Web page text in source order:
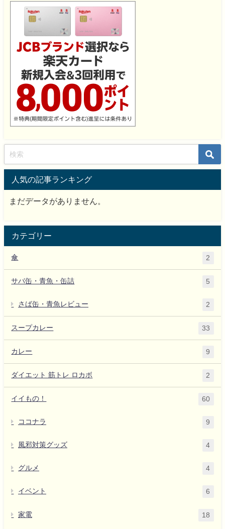
人気の記事ランキング
まだデータがありません。
カテゴリー
傘 2
サバ缶・青魚・缶詰 5
さば缶・青魚レビュー 2
スープカレー 33
カレー 9
ダイエット 筋トレ ロカボ 2
イイもの！ 60
ココナラ 9
風邪対策グッズ 4
グルメ 4
イベント 6
家電 18